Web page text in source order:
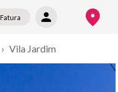
Fatura
› Vila Jardim